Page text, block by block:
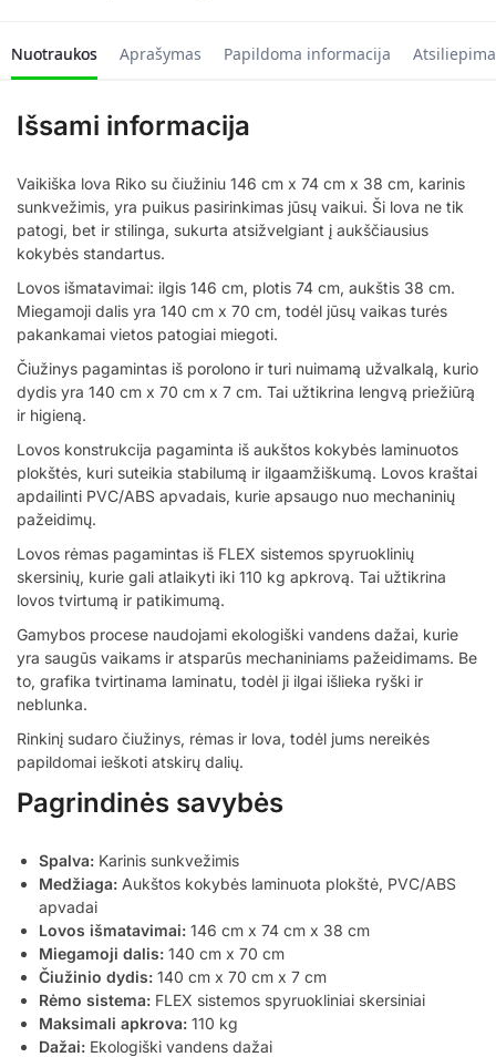
Nuotraukos Aprašymas Papildoma informacija
Išsami informacija
Vaikiška lova Riko su čiužiniu 146 cm x 74 cm x 38 cm, karinis
sunkvežimis, yra puikus pasirinkimas jūsų vaikui. Ši lova ne tik
patogi, bet ir stilinga, sukurta atsižvelgiant į aukščiausius
kokybės standartus.
Lovos išmatavimai: ilgis 146 cm, plotis 74 cm, aukštis 38 cm.
Miegamoji dalis yra 140 cm x 70 cm, todėl jūsų vaikas turės
pakankamai vietos patogiai miegoti.
Čiužinys pagamintas iš porolono ir turi nuimamą užvalkalą, kurio
dydis yra 140 cm x 70 cm x 7 cm. Tai užtikrina lengvą priežiūrą
ir higieną.
Lovos konstrukcija pagaminta iš aukštos kokybės laminuotos
plokštės, kuri suteikia stabilumą ir ilgaamžiškumą. Lovos kraštai
apdailinti PVC/ABS apvadais, kurie apsaugo nuo mechaninių
pažeidimų.
Lovos rėmas pagamintas iš FLEX sistemos spyruoklinių
skersinių, kurie gali atlaikyti iki 110 kg apkrovą. Tai užtikrina
lovos tvirtumą ir patikimumą.
Gamybos procese naudojami ekologiški vandens dažai, kurie
yra saugūs vaikams ir atsparūs mechaniniams pažeidimams. Be
to, grafika tvirtinama laminatu, todėl ji ilgai išlieka ryški ir
neblunka.
Rinkinį sudaro čiužinys, rėmas ir lova, todėl jums nereikės
papildomai ieškoti atskirų dalių.
Pagrindinės savybės
Spalva: Karinis sunkvežimis
Medžiaga: Aukštos kokybės laminuota plokštė, PVC/ABS
apvadai
Lovos išmatavimai: 146 cm x 74 cm x 38 cm
Miegamoji dalis: 140 cm x 70 cm
Čiužinio dydis: 140 cm x 70 cm x 7 cm
Rėmo sistema: FLEX sistemos spyruokliniai skersiniai
Maksimali apkrova: 110 kg
Dažai: Ekologiški vandens dažai